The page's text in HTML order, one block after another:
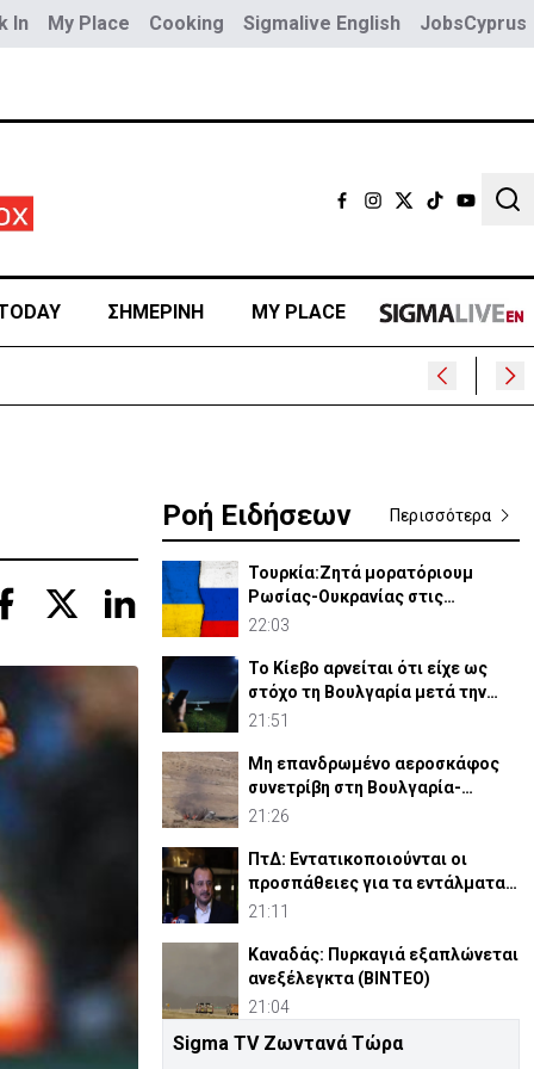
In My Place Cooking Sigmalive English JobsCyprus
ΣΗΜΕΡΙΝΗ MY PLACE
Ροή Ειδήσεων Περισσότερα
Τουρκία:Ζητά μορατόριουμ
Ρωσίας-Ουκρανίας στις
επιθέσεις κατά εμπορικών
22:03
Το Κίεβο αρνείται ότι είχε ως
στόχο τη Βουλγαρία μετά την
έκρηξη του drone
21:51
Μη επανδρωμένο αεροσκάφος
συνετρίβη στη Βουλγαρία-
Kατηγορεί το Κίεβο
21:26
ΠτΔ: Εντατικοποιούνται οι
προσπάθειες για τα εντάλματα
σύλληψης Ισαάκ-Σολωμού
21:11
Καναδάς: Πυρκαγιά εξαπλώνεται
ανεξέλεγκτα (ΒΙΝΤΕΟ)
21:04
Η ηθοποιός του Hollywood που
Sigma TV Ζωντανά Τώρα